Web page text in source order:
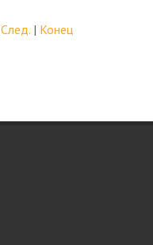
След. | Конец